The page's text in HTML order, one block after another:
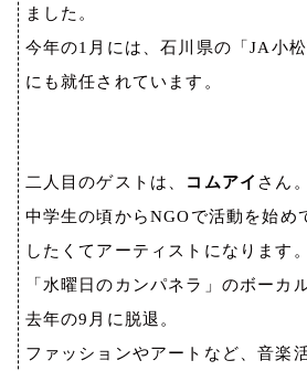
ました。
今年の1 月には、石川県の「JA小
にも就任されています。
二人目のゲストは、 コムアイ さん。
中学生の頃からNGOで活動を始め
したくてアーティストになります。
「水曜日のカンパネラ」のボーカ
去年の9 月に脱退。
ファッションやアートなど、音楽